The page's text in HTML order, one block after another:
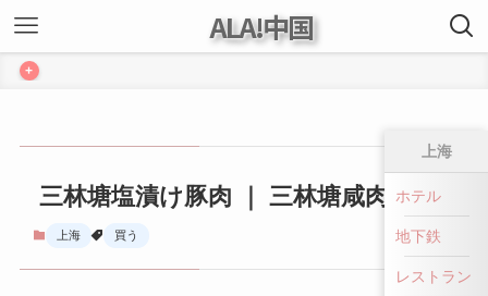
ALA!中国
+
三林塘塩漬け豚肉 ｜ 三林塘咸肉
上海 買う
上海
ホテル
地下鉄
レストラン